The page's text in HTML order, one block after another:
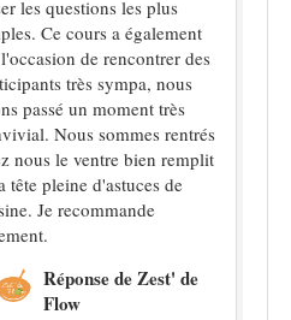
les questions les plus
Ce cours a également
de rencontrer des
très sympa, nous
passé un moment très
Nous sommes rentrés
nous le ventre bien remplit
tête pleine d'astuces de
Je recommande
Réponse de Zest' de
Flow